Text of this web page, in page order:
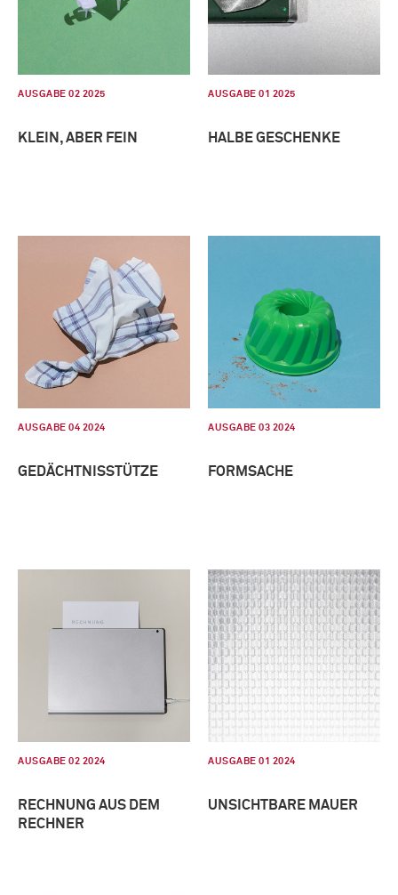
AUSGABE 02 2025
KLEIN, ABER FEIN
AUSGABE 01 2025
HALBE GESCHENKE
AUSGABE 04 2024
GEDÄCHTNISSTÜTZE
AUSGABE 03 2024
FORMSACHE
AUSGABE 02 2024
RECHNUNG AUS DEM
RECHNER
AUSGABE 01 2024
UNSICHTBARE MAUER